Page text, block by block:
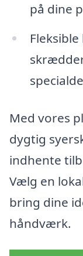
på dine
Med vores
dygtig
indhente
Vælg en
bring dine
håndværk.